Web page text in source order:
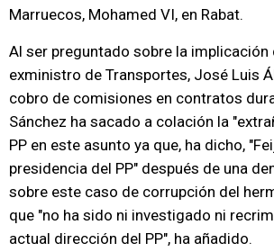
Marruecos, Mohamed VI, en Rabat.
Al ser preguntado sobre la implicación
exministro de Transportes, José Luis
cobro de comisiones en contratos
Sánchez ha sacado a colación la
PP en este asunto ya que, ha dicho,
presidencia del PP" después de una
sobre este caso de corrupción del
que "no ha sido ni investigado ni
actual dirección del PP", ha añadido.